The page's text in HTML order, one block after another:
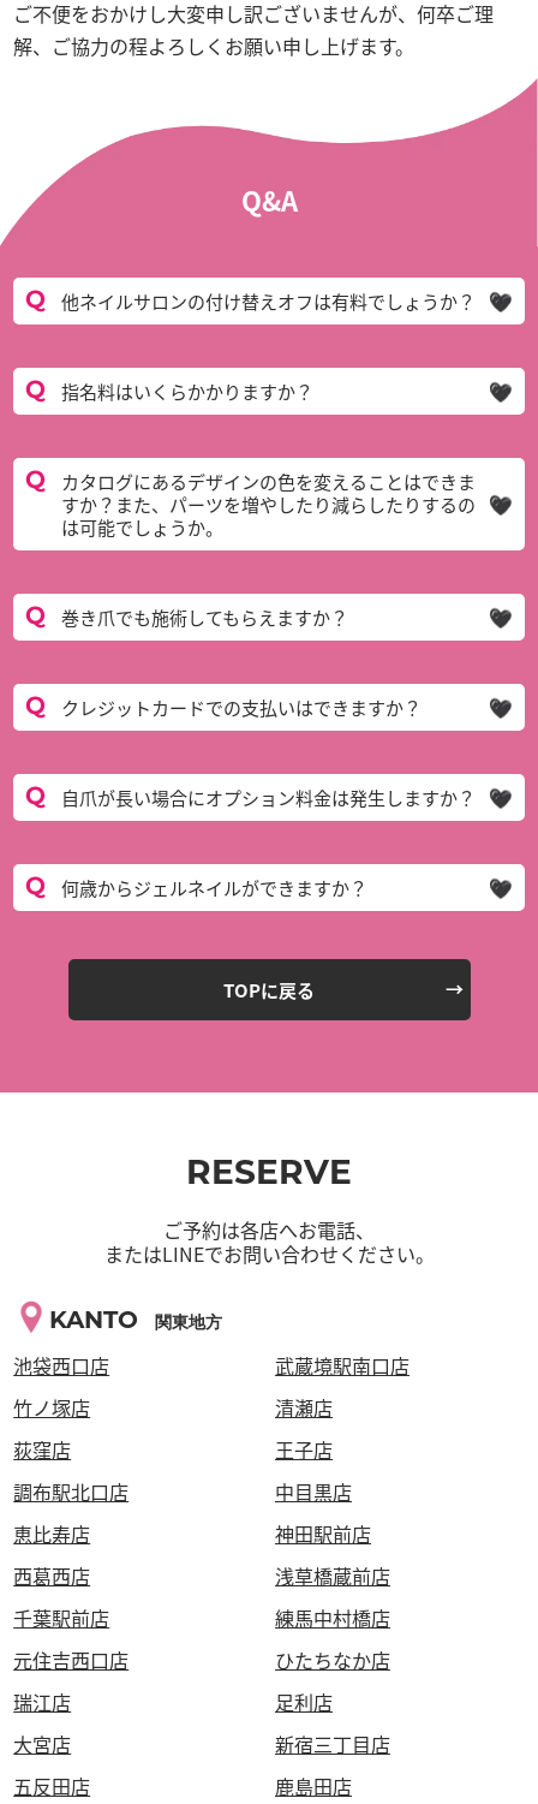
ご不便をおかけし大変申し訳ございませんが、何卒ご理
解、ご協力の程よろしくお願い申し上げます。
Q&A
他ネイルサロンの付け替えオフは有料でしょうか？
指名料はいくらかかりますか？
カタログにあるデザインの色を変えることはできま
すか？また、パーツを増やしたり減らしたりするの
は可能でしょうか。
巻き爪でも施術してもらえますか？
クレジットカードでの支払いはできますか？
自爪が長い場合にオプション料金は発生しますか？
何歳からジェルネイルができますか？
TOPに戻る
RESERVE
ご予約は各店へお電話、
またはLINEでお問い合わせください。
KANTO 関東地方
池袋西口店
武蔵境駅南口店
竹ノ塚店
清瀬店
荻窪店
王子店
調布駅北口店
中目黒店
恵比寿店
神田駅前店
西葛西店
浅草橋蔵前店
千葉駅前店
練馬中村橋店
元住吉西口店
ひたちなか店
瑞江店
足利店
大宮店
新宿三丁目店
五反田店
鹿島田店